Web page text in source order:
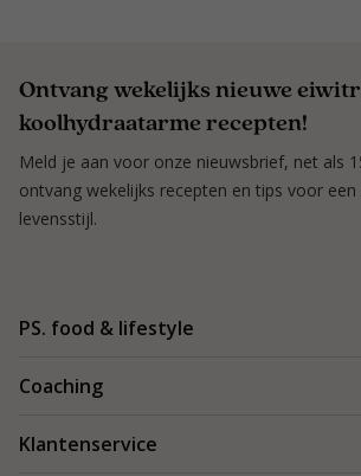
Ontvang wekelijks nieuwe
koolhydraatarme recepten!
Meld je aan voor onze nieuwsbrief, net als
ontvang wekelijks recepten en tips voor
levensstijl.
PS. food & lifestyle
Re-boost pakket
Coaching
Klantenservice